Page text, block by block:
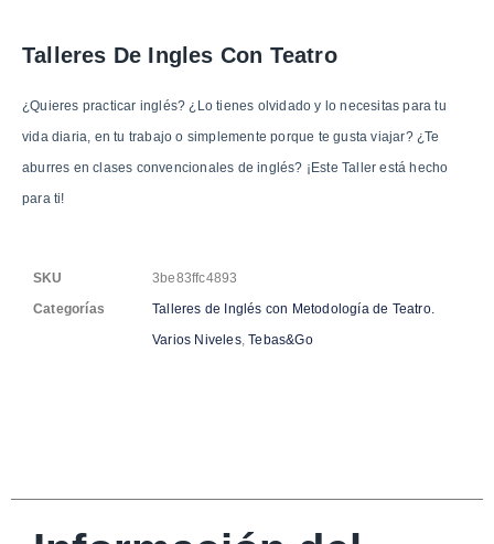
Talleres De Ingles Con Teatro
¿Quieres practicar inglés? ¿Lo tienes olvidado y lo necesitas para tu
vida diaria, en tu trabajo o simplemente porque te gusta viajar? ¿Te
aburres en clases convencionales de inglés? ¡Este Taller está hecho
para ti!
SKU
3be83ffc4893
Categorías
Talleres de Inglés con Metodología de Teatro.
Varios Niveles,Tebas&Go